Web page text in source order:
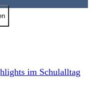
im Schulalltag